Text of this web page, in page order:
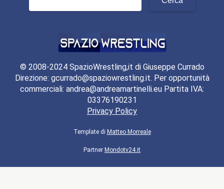
© 2008-2024 SpazioWrestling,it di Giuseppe Currado
Direzione: gcurrado@spaziowrestling.it. Per opportunità
commerciali: andrea@andreamartinelli.eu Partita IVA:
03376190231
Privacy Policy
Template di Matteo Morreale
Partner Mondotv24.it